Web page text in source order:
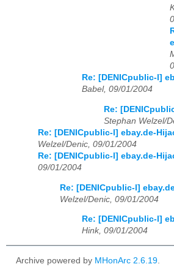
Re: [DENICpublic-l]
Babel, 09/01/2004
Re:
Stephan Welzel/
Re: [DENICpublic-l] ebay.de-
Welzel/Denic, 09/01/2004
Re: [DENICpublic-l] ebay.de-
09/01/2004
Re: [DENICpublic-l]
Welzel/Denic, 09/01/2004
Re: [DENICpublic-l]
Hink, 09/01/2004
Archive powered by MHonArc 2.6.19.